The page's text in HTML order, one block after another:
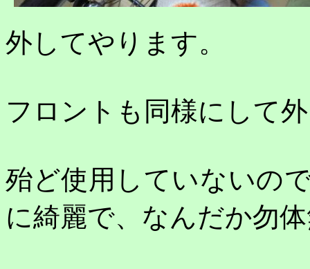
外してやります。
フロントも同様にして
殆ど使用していないの
に綺麗で、なんだか勿